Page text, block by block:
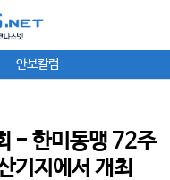
안보칼럼
- 한미동맹 72주
기지에서 개최